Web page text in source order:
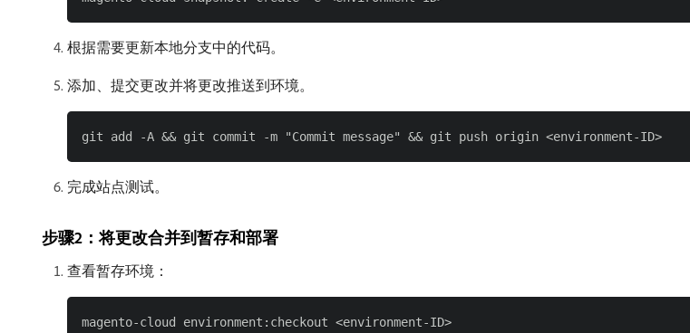
根据需要更新本地分支中的代码。
添加、提交更改并将更改推送到环境。
完成站点测试。
步骤2：将更改合并到暂存和部署
查看暂存环境：